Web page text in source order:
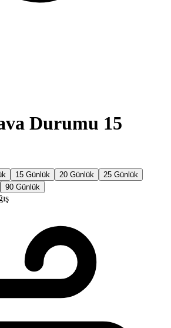
Durumu 15
15 Günlük 20 Günlük
25 Günlük
90 Günlük